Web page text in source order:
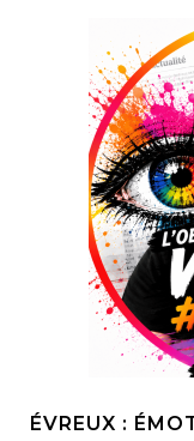
ÉVREUX :